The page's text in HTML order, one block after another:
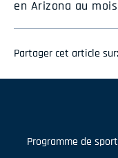
en Arizona au
Partager cet article sur:
Programme de